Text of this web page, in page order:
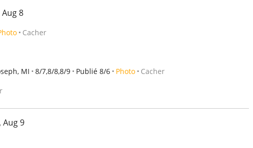
8
Cacher
MI 8/7,8/8,8/9 Publié 8/6 Photo Cacher
Aug 9